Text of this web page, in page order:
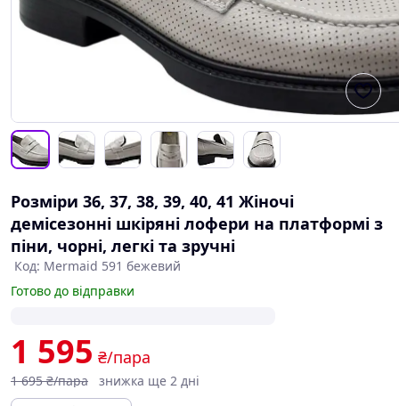
Розміри 36, 37, 38, 39, 40, 41 Жіночі
демісезонні шкіряні лофери на платформі з
піни, чорні, легкі та зручні
Код: Mermaid 591 бежевий
Готово до відправки
1 595 ₴/пара
1 695 ₴/пара
знижка ще 2 дні